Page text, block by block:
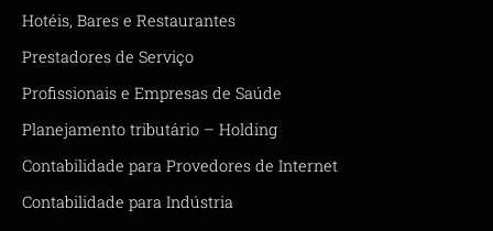
Hotéis, Bares e Restaurantes
Prestadores de Serviço
Profissionais e Empresas de Saúde
Planejamento tributário – Holding
Contabilidade para Provedores de Internet
Contabilidade para Indústria